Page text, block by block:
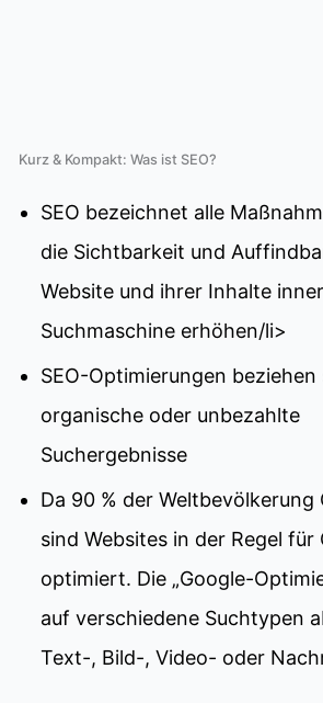
Kurz & Kompakt: Was ist SEO?
SEO bezeichnet alle
die Sichtbarkeit und
Website und ihrer Inhalte
Suchmaschine erhöhen/li>
SEO-Optimierungen beziehen
organische oder unbezahlte
Suchergebnisse
Da 90 % der Weltbevölkerung
sind Websites in der Regel für
optimiert. Die „Google-
auf verschiedene Suchtypen
Text-, Bild-, Video- oder